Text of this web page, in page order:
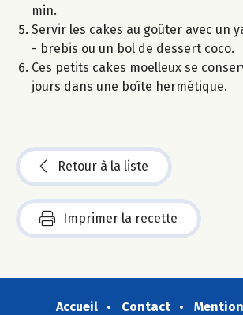
min.
Servir les cakes au goûter avec un
- brebis ou un bol de dessert coco.
Ces petits cakes moelleux se
jours dans une boîte hermétique.
Retour à la liste
Imprimer la recette
Accueil Contact